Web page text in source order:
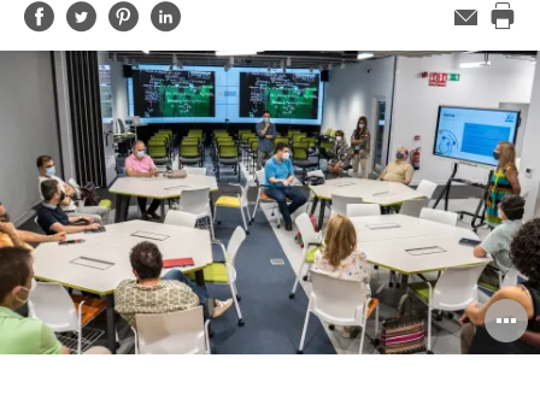
Compartir
en
Facebook
Compartir
en
Twitter
Compartir
en
Pinterest
Compartir
en
Linked-
in
Correo